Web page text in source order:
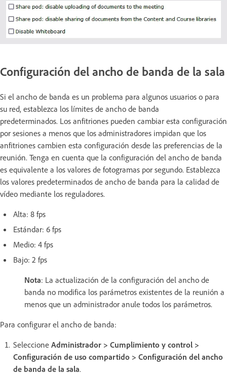
Configuración del ancho de banda de la sala
Si el ancho de banda es un problema para algunos usuarios o para
su red, establezca los límites de ancho de banda
predeterminados. Los anfitriones pueden cambiar esta configuración
por sesiones a menos que los administradores impidan que los
anfitriones cambien esta configuración desde las preferencias de la
reunión. Tenga en cuenta que la configuración del ancho de banda
es equivalente a los valores de fotogramas por segundo. Establezca
los valores predeterminados de ancho de banda para la calidad de
vídeo mediante los reguladores.
Alta: 8 fps
Estándar: 6 fps
Medio: 4 fps
Bajo: 2 fps
Nota: La actualización de la configuración del ancho de
banda no modifica los parámetros existentes de la reunión a
menos que un administrador anule todos los parámetros.
Para configurar el ancho de banda:
Seleccione Administrador > Cumplimiento y control >
Configuración de uso compartido > Configuración del ancho
de banda de la sala.